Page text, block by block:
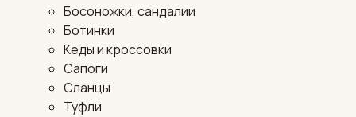
Босоножки, сандалии
Ботинки
Кеды и кроссовки
Сапоги
Сланцы
Туфли